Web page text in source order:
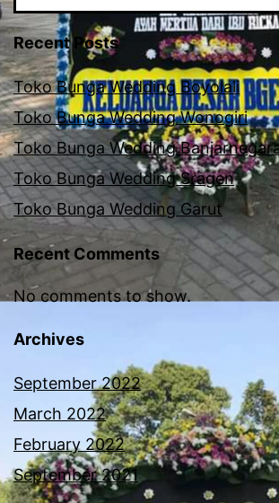
Recent Posts
Toko Bunga Wedding Boyolali
Toko Bunga Wedding Wonogiri
Toko Bunga Wedding
Toko Bunga Wedding Sragen
Toko Bunga Wedding Garut
Recent Comments
No comments to show.
Archives
September 2022
March 2022
February 2022
September 2021